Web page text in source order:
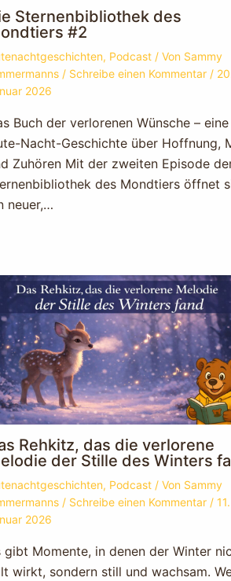
Sternenbibliothek des
#2
, Podcast/ Von Sammy
/ Schreibe einen Kommentar /
2026
Buch der verlorenen Wünsche – eine
Nacht-Geschichte über Hoffnung,
Zuhören Mit der zweiten Episode
des Mondtiers öffnet
neuer,…
Rehkitz, das die verlorene
der Stille des Winters
, Podcast/ Von Sammy
/ Schreibe einen Kommentar / 11.
2026
gibt Momente, in denen der Winter
wirkt, sondern still und wachsam.